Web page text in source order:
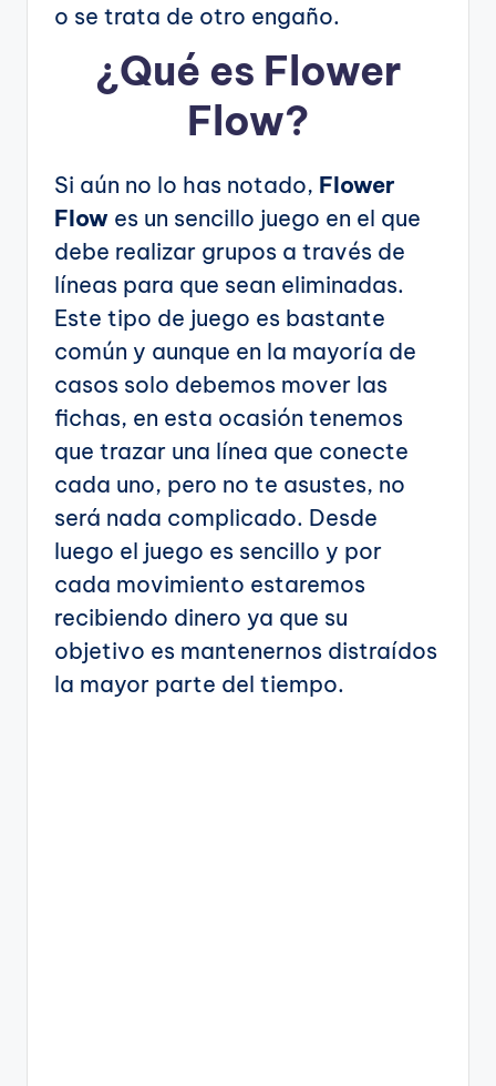
o se trata de otro engaño.
¿Qué es Flower
Flow?
Si aún no lo has notado, Flower
Flow es un sencillo juego en el que
debe realizar grupos a través de
líneas para que sean eliminadas.
Este tipo de juego es bastante
común y aunque en la mayoría de
casos solo debemos mover las
fichas, en esta ocasión tenemos
que trazar una línea que conecte
cada uno, pero no te asustes, no
será nada complicado. Desde
luego el juego es sencillo y por
cada movimiento estaremos
recibiendo dinero ya que su
objetivo es mantenernos distraídos
la mayor parte del tiempo.